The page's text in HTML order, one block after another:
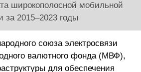
широкополосной мобильной
за 2015–2023 годы
союза электросвязи
валютного фонда (МВФ),
для обеспечения